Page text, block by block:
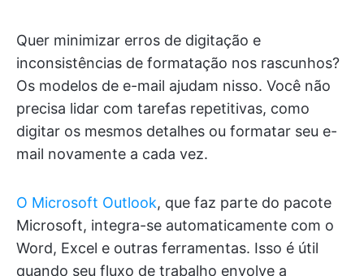
Quer minimizar erros de digitação e
inconsistências de formatação nos rascunhos?
Os modelos de e-mail ajudam nisso. Você não
precisa lidar com tarefas repetitivas, como
digitar os mesmos detalhes ou formatar seu e-
mail novamente a cada vez.
O Microsoft Outlook, que faz parte do pacote
Microsoft, integra-se automaticamente com o
Word, Excel e outras ferramentas. Isso é útil
quando seu fluxo de trabalho envolve a